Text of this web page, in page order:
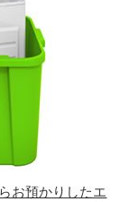
お預かりしたエ